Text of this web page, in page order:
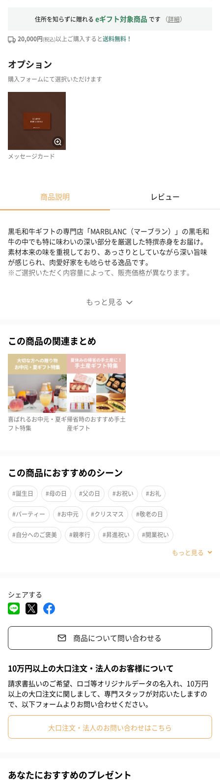
住所を知らずに贈れる eギフト対象商品 です （詳細）
20,000円(税込)以上ご購入すると送料無料！
オプション
購入フォームにて選択いただけます
メッセージカード
商品説明 レビュー
もっと見る
黒毛和牛ギフトの専門店「MARBLANC（マーブラン）」の黒毛和
牛の中でも特に味わいの深い部分を厳選した特撰赤身をお届け。
素材本来の味を重視しており、あっさりとしていながら深い旨味
が感じられ、肉愛好家をも唸らせる逸品です。
※ご選択いただく内容量によって、販売価格が異なります。
黒毛和牛 焼肉 特撰赤身
黒毛和牛の中でも特に味わいの深い部分を厳選しており、赤身肉
かな風味とサッパリとした後味が特徴。素材本来の味を重視して
表面を強火でサッと焼き上げることで外はカリッと、内部はジュ
ーシーな食感を楽しめます。シンプルな塩胡椒の調味でその味わ
いを最大限に引き出すことができますが、王道の焼肉のタレな
ど、どんな調味料とも相性は抜群です。
金額のわかるものを同封していないため、贈り物におすすめで
す。
この商品の関連まとめ
喜ばれるお中元・夏ギ
フト特集
帰省時のおすすめ手土
産ギフト
この商品におすすめのシーン
#誕生日 #母の日 #父の日 #お祝い #お礼
#パーティー #お中元 #クリスマス #敬老の日
#自分へのご褒美 #親孝行 #昇進祝い #開業祝い
#妹 #姉
#義母 #取引先男性
#母親 #彼氏
#彼女 #祖母 #祖父 #上司女性
#20代後半 #30代 #40代 #50代 #60代 #70代
#80代 #90代
シェアする
商品について問い合わせる
10万円以上の大口注文・法人のお客様について
請求書払いのご希望、ロゴ等オリジナルデータの名入れ、10万円
以上の大口注文に関しまして、専門スタッフが対応いたしますの
で、以下フォームよりお問い合わせください。
大口注文・法人のお問い合わせはこちら
あなたにおすすめのプレゼント